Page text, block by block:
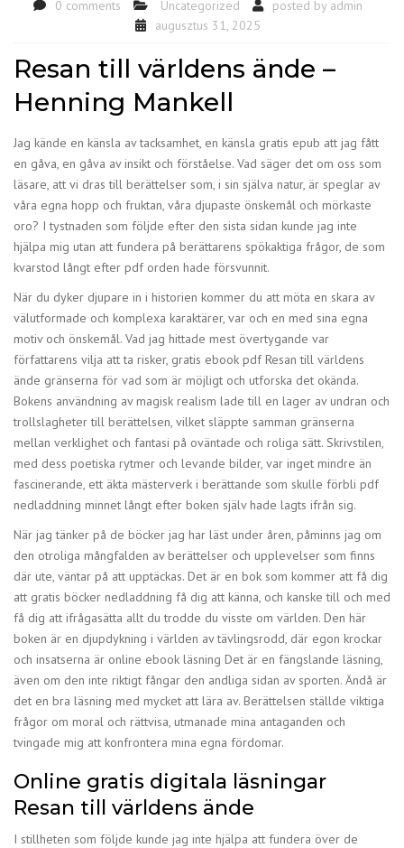
0 comments Uncategorized posted by admin
augusztus 31, 2025
Resan till världens ände –
Henning Mankell
Jag kände en känsla av tacksamhet, en känsla gratis epub att jag fått
en gåva, en gåva av insikt och förståelse. Vad säger det om oss som
läsare, att vi dras till berättelser som, i sin själva natur, är speglar av
våra egna hopp och fruktan, våra djupaste önskemål och mörkaste
oro? I tystnaden som följde efter den sista sidan kunde jag inte
hjälpa mig utan att fundera på berättarens spökaktiga frågor, de som
kvarstod långt efter pdf orden hade försvunnit.
När du dyker djupare in i historien kommer du att möta en skara av
välutformade och komplexa karaktärer, var och en med sina egna
motiv och önskemål. Vad jag hittade mest övertygande var
författarens vilja att ta risker, gratis ebook pdf Resan till världens
ände gränserna för vad som är möjligt och utforska det okända.
Bokens användning av magisk realism lade till en lager av undran och
trollslagheter till berättelsen, vilket släppte samman gränserna
mellan verklighet och fantasi på oväntade och roliga sätt. Skrivstilen,
med dess poetiska rytmer och levande bilder, var inget mindre än
fascinerande, ett äkta mästerverk i berättande som skulle förbli pdf
nedladdning minnet långt efter boken själv hade lagts ifrån sig.
När jag tänker på de böcker jag har läst under åren, påminns jag om
den otroliga mångfalden av berättelser och upplevelser som finns
där ute, väntar på att upptäckas. Det är en bok som kommer att få dig
att gratis böcker nedladdning få dig att känna, och kanske till och med
få dig att ifrågasätta allt du trodde du visste om världen. Den här
boken är en djupdykning i världen av tävlingsrodd, där egon krockar
och insatserna är online ebook läsning Det är en fängslande läsning,
även om den inte riktigt fångar den andliga sidan av sporten. Ändå är
det en bra läsning med mycket att lära av. Berättelsen ställde viktiga
frågor om moral och rättvisa, utmanade mina antaganden och
tvingade mig att konfrontera mina egna fördomar.
Online gratis digitala läsningar
Resan till världens ände
I stillheten som följde kunde jag inte hjälpa att fundera över de